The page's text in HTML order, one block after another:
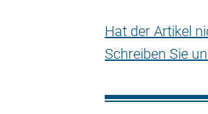
Hat der Artikel
Schreiben Sie